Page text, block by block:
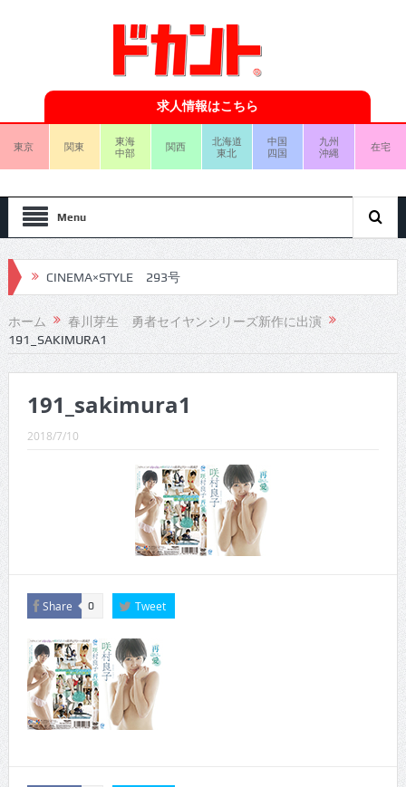
求人情報はこちら
東京 関東
東海
中部
関西
北海道
東北
中国
四国
九州
沖縄
在宅
Menu
CINEMA×STYLE 293号
CINEMA×STYLE 292号
CINEMA×STYLE 291号
CINEMA×STYLE 289号
CINEMA×STYLE 287号
CINEMA×STYLE 286号
CINEMA×STYLE 285号
ホーム
春川芽生 勇者セイヤンシリーズ新作に出演
191_SAKIMURA1
191_sakimura1
2018/7/10
Share 0 Tweet